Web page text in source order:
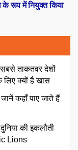
के रूप में नियुक्त किया
ताकतवर देशों
क्यों है खास
कहाँ पाए जाते हैं
की इकलौती
Lions